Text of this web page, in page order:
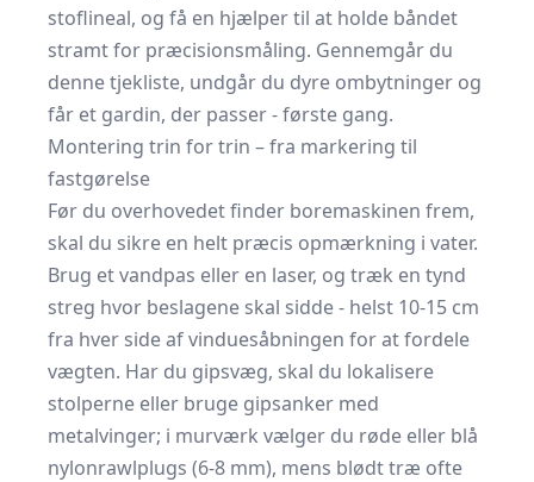
stoflineal, og få en hjælper til at holde båndet
stramt for præcisionsmåling. Gennemgår du
denne tjekliste, undgår du dyre ombytninger og
får et gardin, der passer - første gang.
Montering trin for trin – fra markering til
fastgørelse
Før du overhovedet finder boremaskinen frem,
skal du sikre en helt præcis opmærkning i vater.
Brug et vandpas eller en laser, og træk en tynd
streg hvor beslagene skal sidde - helst 10-15 cm
fra hver side af vinduesåbningen for at fordele
vægten. Har du gipsvæg, skal du lokalisere
stolperne eller bruge gipsanker med
metalvinger; i murværk vælger du røde eller blå
nylonrawlplugs (6-8 mm), mens blødt træ ofte